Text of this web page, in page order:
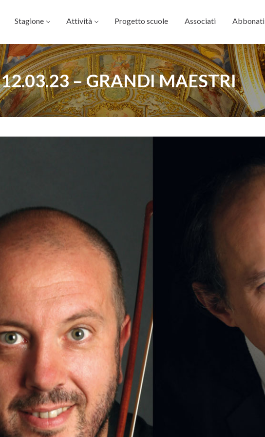
Stagione Attività Progetto scuole Associati Abbonati
12.03.23 – GRANDI MAESTRI